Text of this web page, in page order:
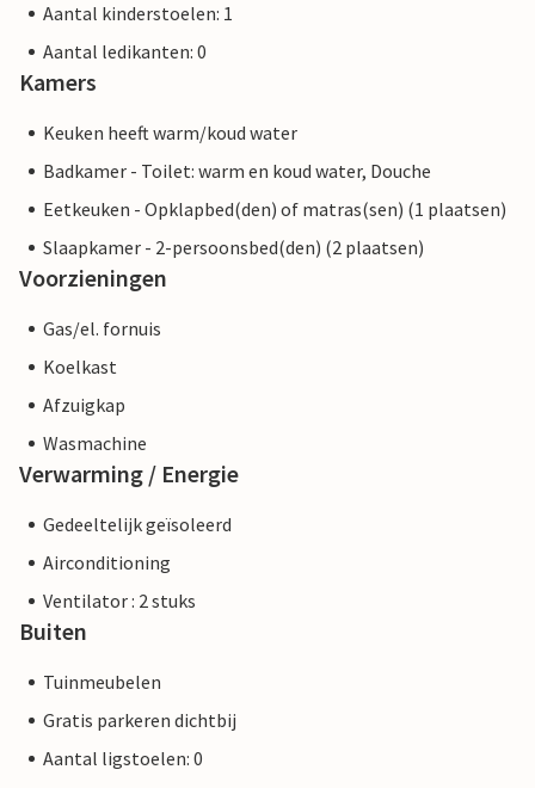
Aantal kinderstoelen: 1
Aantal ledikanten: 0
Kamers
Keuken heeft warm/koud water
Badkamer - Toilet: warm en koud water, Douche
Eetkeuken - Opklapbed(den) of matras(sen) (1 plaatsen)
Slaapkamer - 2-persoonsbed(den) (2 plaatsen)
Voorzieningen
Gas/el. fornuis
Koelkast
Afzuigkap
Wasmachine
Verwarming / Energie
Gedeeltelijk geïsoleerd
Airconditioning
Ventilator : 2 stuks
Buiten
Tuinmeubelen
Gratis parkeren dichtbij
Aantal ligstoelen: 0